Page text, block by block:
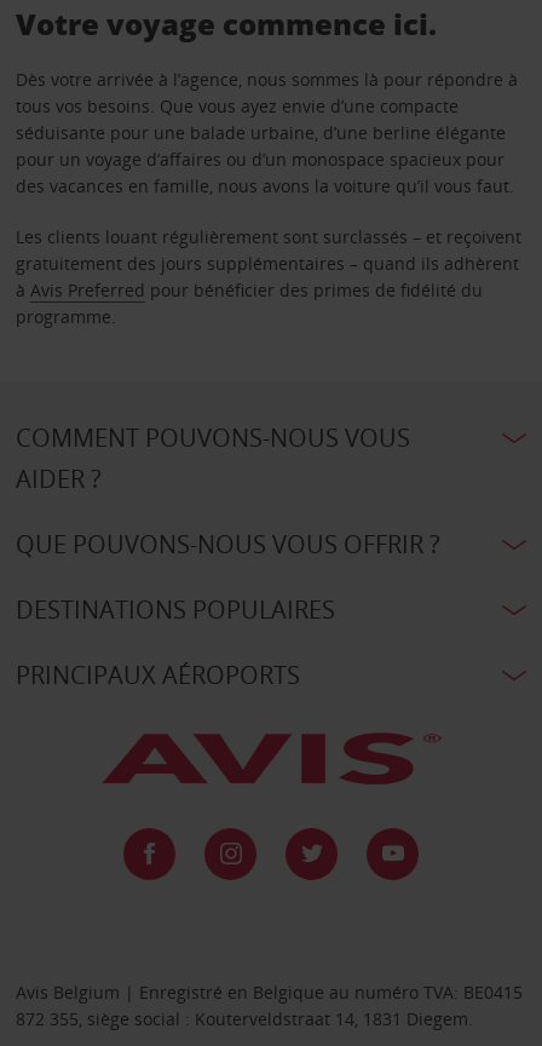
Votre voyage commence ici.
Dès votre arrivée à l’agence, nous sommes là pour répondre à
tous vos besoins. Que vous ayez envie d’une compacte
séduisante pour une balade urbaine, d’une berline élégante
pour un voyage d’affaires ou d’un monospace spacieux pour
des vacances en famille, nous avons la voiture qu’il vous faut.
Les clients louant régulièrement sont surclassés – et reçoivent
gratuitement des jours supplémentaires – quand ils adhèrent
à Avis Preferred pour bénéficier des primes de fidélité du
programme.
COMMENT POUVONS-NOUS VOUS
AIDER ?
QUE POUVONS-NOUS VOUS OFFRIR ?
DESTINATIONS POPULAIRES
PRINCIPAUX AÉROPORTS
Avis Belgium | Enregistré en Belgique au numéro TVA: BE0415
872 355, siège social : Kouterveldstraat 14, 1831 Diegem.